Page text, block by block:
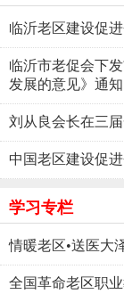
临沂老区建设促
临沂市老促会下
发展的意见》通知
刘从良会长在三
中国老区建设促
学习专栏
情暖老区•送医
全国革命老区职